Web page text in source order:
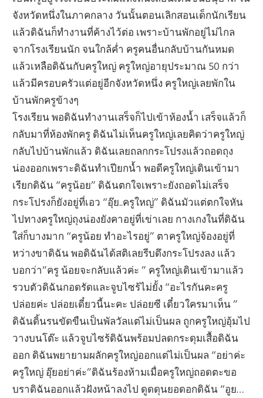
จังหวัดหนึ่งในภาคกลาง วันนั้นตอนเลิกสอนเด็กนักเรียน
แล้วดิฉันก็ทำงานที่ค้างไว้ต่อ เพราะบ้านพักอยู่ไม่ไกล
จากโรงเรียนนัก จนใกล้ค่ำ ครูคนอื่นกลับบ้านกันหมด
แล้วเหลือดิฉันกับครูใหญ่ ครูใหญ่อายุประมาณ 50 กว่า
แล้วมีครอบครัวแต่อยู่อีกจังหวัดหนึ่ง ครูใหญ่เลยพักใน
บ้านพักครูข้างๆ
โรงเรียน พอดิฉันทำงานเสร็จก็ไปเข้าห้องน้ำ เสร็จแล้วก็
กลับมาที่ห้องพักครู ดิฉันไม่เห็นครูใหญ่เลยคิดว่าครูใหญ่
กลับไปบ้านพักแล้ว ดิฉันเลยถลกกระโปรงแล้วถอดถุง
น่องออกเพราะดิฉันทำเปียกน้ำ พอดีครูใหญ่เดินเข้ามา
เรียกดิฉัน “ครูน้อย” ดิฉันตกใจเพราะยังถอดไม่เสร็จ
กระโปรงก็ยังอยู่ที่เอว “อุ๊ย..ครูใหญ่” ดิฉันมัวแต่ตกใจหัน
ไปทางครูใหญ่ถุงน่องยังคาอยู่ที่เข่าเลย กางเกงในที่ดิฉัน
ใส่ก็บางมาก “ครูน้อย ทำอะไรอยู่” ตาครูใหญ่จ้องอยู่ที่
หว่างขาดิฉัน พอดิฉันได้สติเลยรีบดึงกระโปรงลง แล้ว
บอกว่า”ครู น้อยจะกลับแล้วค่ะ ” ครูใหญ่เดินเข้ามาแล้ว
รวบตัวดิฉันกอดรัดและจูบไซร้ไม่ยั้ง “อะไรกันคะครู
ปล่อยค่ะ ปล่อยเดี๋ยวนี้นะคะ ปล่อยซี เดี๋ยวใครมาเห็น ”
ดิฉันดิ้นรนขัดขืนเป็นพัลวัลแต่ไม่เป็นผล ถูกครูใหญ่อุ้มไป
วางบนโต๊ะ แล้วจูบไซร้ดิฉันพร้อมปลดกระดุมเสื้อดิฉัน
ออก ดิฉันพยายามผลักครูใหญ่ออกแต่ไม่เป็นผล “อย่าค่ะ
ครูใหญ่ อุ๊ยอย่าค่ะ”ดิฉันร้องห้ามเมื่อครูใหญ่ถอดตะขอ
บราดิฉันออกแล้วฝังหน้าลงไป ดูดดุนยอดอกดิฉัน “อูย…